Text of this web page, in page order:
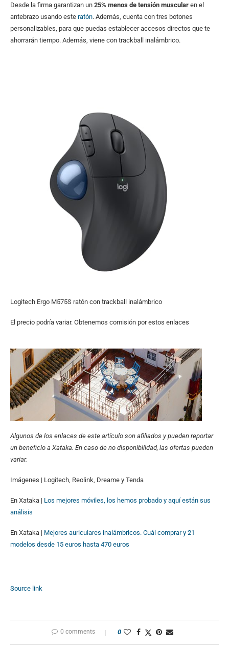
Desde la firma garantizan un 25% menos de tensión muscular en el
antebrazo usando este ratón. Además, cuenta con tres botones
personalizables, para que puedas establecer accesos directos que te
ahorrarán tiempo. Además, viene con trackball inalámbrico.
Logitech Ergo M575S ratón con trackball inalámbrico
El precio podría variar. Obtenemos comisión por estos enlaces
Algunos de los enlaces de este artículo son afiliados y pueden reportar
un beneficio a Xataka. En caso de no disponibilidad, las ofertas pueden
variar.
Imágenes | Logitech, Reolink, Dreame y Tenda
En Xataka | Los mejores móviles, los hemos probado y aquí están sus
análisis
En Xataka | Mejores auriculares inalámbricos. Cuál comprar y 21
modelos desde 15 euros hasta 470 euros
Source link
0 comments 0